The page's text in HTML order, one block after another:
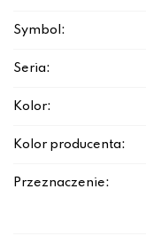
Symbol:
Seria:
Kolor:
Kolor producenta:
Przeznaczenie: